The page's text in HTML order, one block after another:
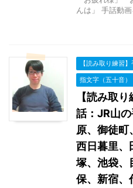
んは」 手話動
【読み取り練習
指文字（五十音）
【読み取
話：JR山
原、御徒町
西日暮里、
塚、池袋、
保、新宿、